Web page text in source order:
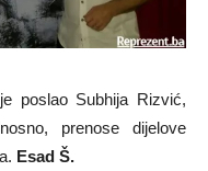
poslao Subhija Rizvić,
prenose dijelove
Esad Š.